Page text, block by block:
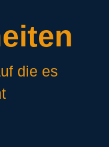
die es